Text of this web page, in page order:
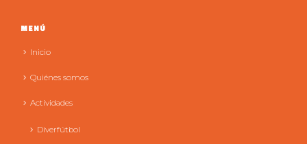
MENÚ
Inicio
Quiénes somos
Actividades
Diverfútbol